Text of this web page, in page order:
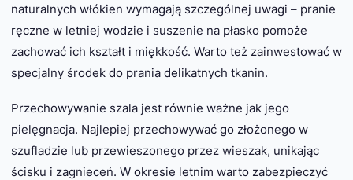
naturalnych włókien wymagają szczególnej uwagi – pranie
ręczne w letniej wodzie i suszenie na płasko pomoże
zachować ich kształt i miękkość. Warto też zainwestować w
specjalny środek do prania delikatnych tkanin.
Przechowywanie szala jest równie ważne jak jego
pielęgnacja. Najlepiej przechowywać go złożonego w
szufladzie lub przewieszonego przez wieszak, unikając
ścisku i zagnieceń. W okresie letnim warto zabezpieczyć